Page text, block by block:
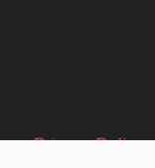
Privacy Policy